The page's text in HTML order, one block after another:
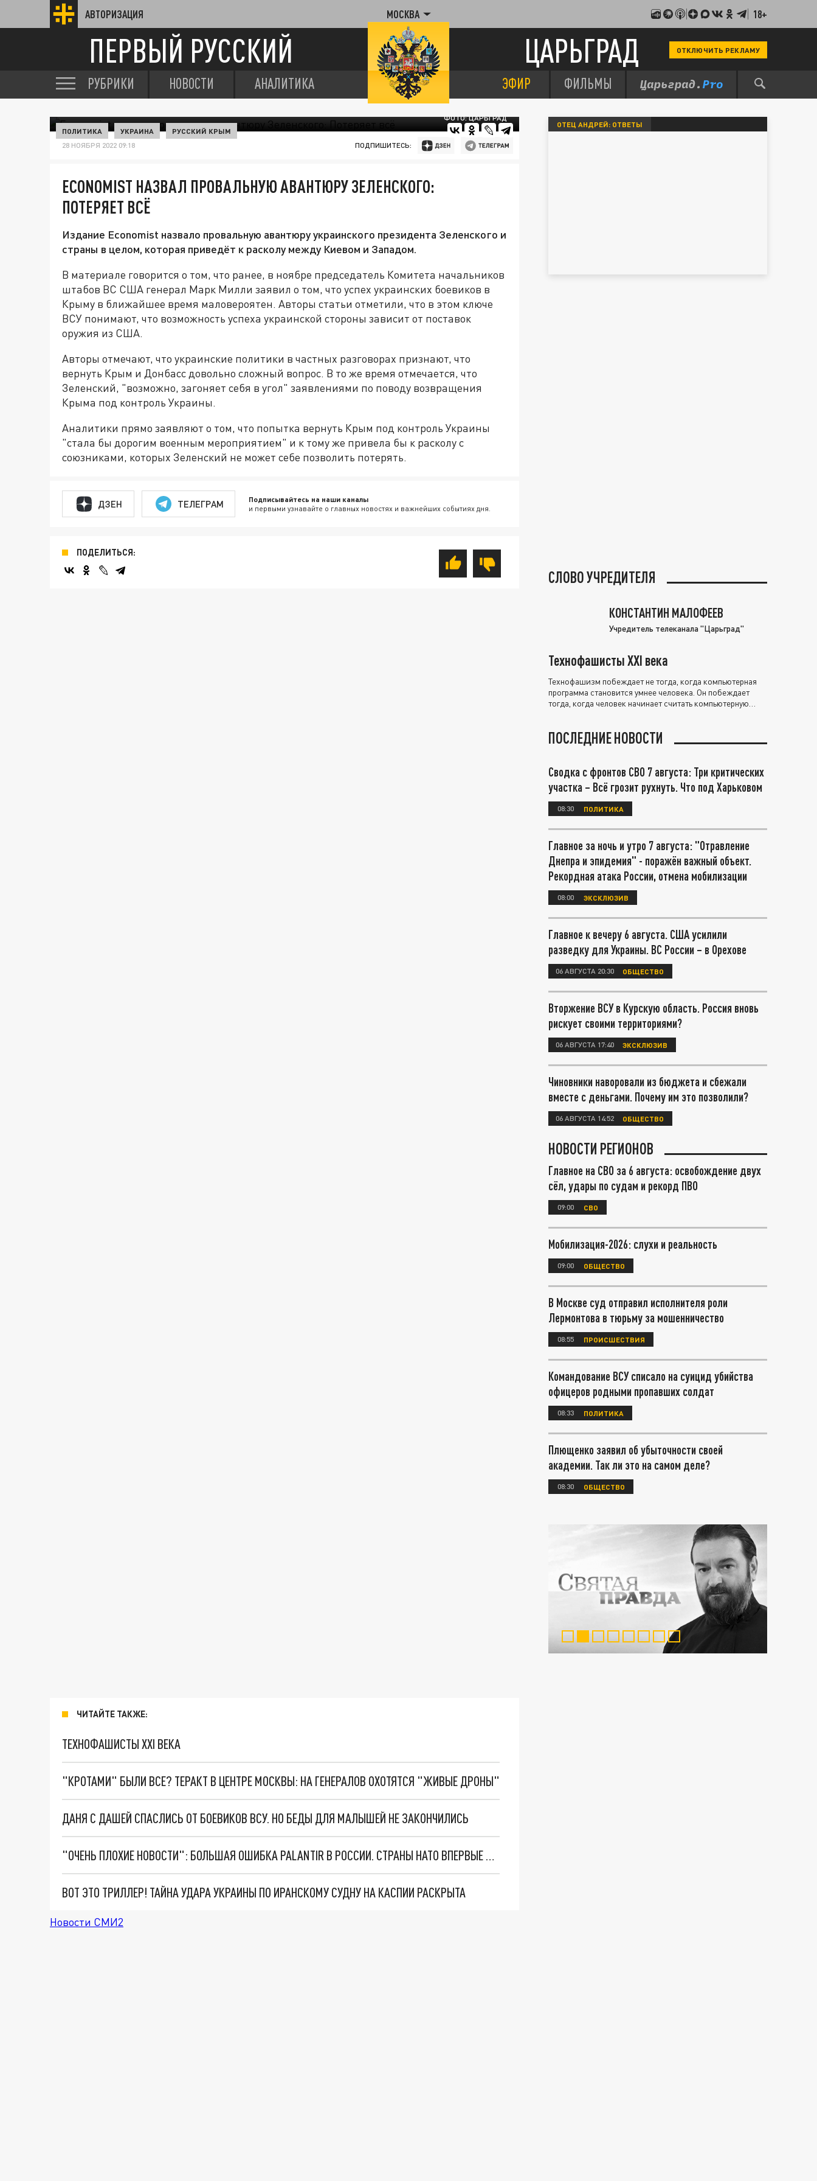
АВТОРИЗАЦИЯ МОСКВА 18+
ПЕРВЫЙ РУССКИЙ ЦАРЬГРАД ОТКЛЮЧИТЬ РЕКЛАМУ
РУБРИКИ НОВОСТИ АНАЛИТИКА ЭФИР ФИЛЬМЫ
ФОТО: ЦАРЬГРАД
ПОЛИТИКА УКРАИНА РУССКИЙ КРЫМ
28 НОЯБРЯ 2022 09:18 ПОДПИШИТЕСЬ:
ECONOMIST НАЗВАЛ ПРОВАЛЬНУЮ АВАНТЮРУ ЗЕЛЕНСКОГО:
ПОТЕРЯЕТ ВСЁ
Издание Economist назвало провальную авантюру украинского президента Зеленского и
страны в целом, которая приведёт к расколу между Киевом и Западом.
В материале говорится о том, что ранее, в ноябре председатель Комитета начальников
штабов ВС США генерал Марк Милли заявил о том, что успех украинских боевиков в
Крыму в ближайшее время маловероятен. Авторы статьи отметили, что в этом ключе
ВСУ понимают, что возможность успеха украинской стороны зависит от поставок
оружия из США.
Авторы отмечают, что украинские политики в частных разговорах признают, что
вернуть Крым и Донбасс довольно сложный вопрос. В то же время отмечается, что
Зеленский, "возможно, загоняет себя в угол" заявлениями по поводу возвращения
Крыма под контроль Украины.
Аналитики прямо заявляют о том, что попытка вернуть Крым под контроль Украины
"стала бы дорогим военным мероприятием" и к тому же привела бы к расколу с
союзниками, которых Зеленский не может себе позволить потерять.
ДЗЕН ТЕЛЕГРАМ Подписывайтесь на наши каналы
и первыми узнавайте о главных новостях и важнейших событиях дня.
ПОДЕЛИТЬСЯ:
ЧИТАЙТЕ ТАКЖЕ:
ТЕХНОФАШИСТЫ XXI ВЕКА
"КРОТАМИ" БЫЛИ ВСЕ? ТЕРАКТ В ЦЕНТРЕ МОСКВЫ: НА ГЕНЕРАЛОВ ОХОТЯТСЯ "ЖИВЫЕ ДРОНЫ"
ДАНЯ С ДАШЕЙ СПАСЛИСЬ ОТ БОЕВИКОВ ВСУ. НО БЕДЫ ДЛЯ МАЛЫШЕЙ НЕ ЗАКОНЧИЛИСЬ
"ОЧЕНЬ ПЛОХИЕ НОВОСТИ": БОЛЬШАЯ ОШИБКА PALANTIR В РОССИИ. СТРАНЫ НАТО ВПЕРВЫЕ ЗА СВО ОСТАНОВИЛИ ПОСТАВКИ ОРУЖИЯ. ВСУ ТЕРЯЮТ ПРИГРАНИЧЬЕ?
ВОТ ЭТО ТРИЛЛЕР! ТАЙНА УДАРА УКРАИНЫ ПО ИРАНСКОМУ СУДНУ НА КАСПИИ РАСКРЫТА
Новости СМИ2
ОТЕЦ АНДРЕЙ: ОТВЕТЫ
СЛОВО УЧРЕДИТЕЛЯ
КОНСТАНТИН МАЛОФЕЕВ
Учредитель телеканала "Царьград"
Технофашисты XXI века
Технофашизм побеждает не тогда, когда компьютерная
программа становится умнее человека. Он побеждает
тогда, когда человек начинает считать компьютерную
ПОСЛЕДНИЕ НОВОСТИ
Сводка с фронтов СВО 7 августа: Три критических
участка – Всё грозит рухнуть. Что под Харьковом
08:30 ПОЛИТИКА
Главное за ночь и утро 7 августа: "Отравление
Днепра и эпидемия" - поражён важный объект.
Рекордная атака России, отмена мобилизации
08:00 ЭКСКЛЮЗИВ
Главное к вечеру 6 августа. США усилили
разведку для Украины. ВС России – в Орехове
06 АВГУСТА 20:30 ОБЩЕСТВО
Вторжение ВСУ в Курскую область. Россия вновь
рискует своими территориями?
06 АВГУСТА 17:40 ЭКСКЛЮЗИВ
Чиновники наворовали из бюджета и сбежали
вместе с деньгами. Почему им это позволили?
06 АВГУСТА 14:52 ОБЩЕСТВО
НОВОСТИ РЕГИОНОВ
Главное на СВО за 6 августа: освобождение двух
сёл, удары по судам и рекорд ПВО
09:00 СВО
Мобилизация-2026: слухи и реальность
09:00 ОБЩЕСТВО
В Москве суд отправил исполнителя роли
Лермонтова в тюрьму за мошенничество
08:55 ПРОИСШЕСТВИЯ
Командование ВСУ списало на суицид убийства
офицеров родными пропавших солдат
08:33 ПОЛИТИКА
Плющенко заявил об убыточности своей
академии. Так ли это на самом деле?
08:30 ОБЩЕСТВО